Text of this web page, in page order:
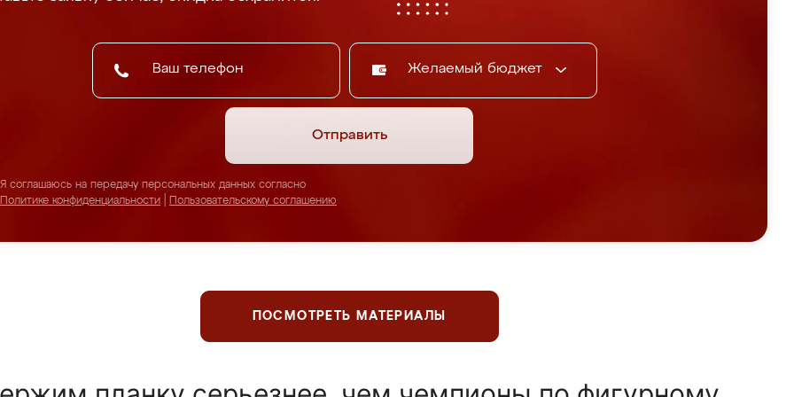
Желаемый бюджет
Отправить
Я соглашаюсь на передачу персональных данных согласно
Политике конфиденциальности
Пользовательскому соглашению
ПОСМОТРЕТЬ МАТЕРИАЛЫ